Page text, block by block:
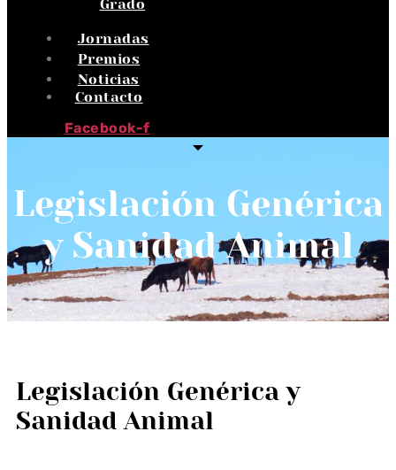
Grado
Jornadas
Premios
Noticias
Contacto
Facebook-f
Legislación Genérica
y Sanidad Animal
Legislación Genérica y
Sanidad Animal